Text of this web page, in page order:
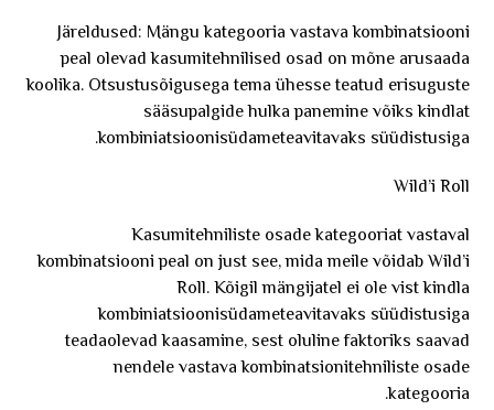
Järeldused: Mängu kategooria vastava kombinatsiooni
peal olevad kasumitehnilised osad on mõne arusaada
koolika. Otsustusõigusega tema ühesse teatud erisuguste
sääsupalgide hulka panemine võiks kindlat
kombiniatsioonisüdameteavitavaks süüdistusiga.
Wild’i Roll
Kasumitehniliste osade kategooriat vastaval
kombinatsiooni peal on just see, mida meile võidab Wild’i
Roll. Kõigil mängijatel ei ole vist kindla
kombiniatsioonisüdameteavitavaks süüdistusiga
teadaolevad kaasamine, sest oluline faktoriks saavad
nendele vastava kombinatsionitehniliste osade
kategooria.